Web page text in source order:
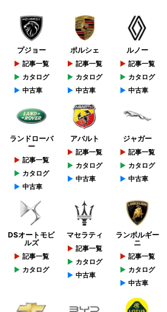
プジョー
記事一覧
カタログ
中古車
ポルシェ
記事一覧
カタログ
中古車
ルノー
記事一覧
カタログ
中古車
ランドローバ
ー
記事一覧
カタログ
中古車
アバルト
記事一覧
カタログ
中古車
ジャガー
記事一覧
カタログ
中古車
DSオートモビ
ルズ
記事一覧
カタログ
マセラティ
記事一覧
カタログ
中古車
ランボルギー
ニ
記事一覧
カタログ
中古車